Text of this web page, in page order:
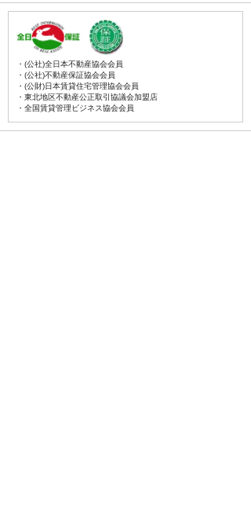
・(公社)全日本不動産協会会員
・(公社)不動産保証協会会員
・(公財)日本賃貸住宅管理協会会員
・東北地区不動産公正取引協議会加盟店
・全国賃貸管理ビジネス協会会員